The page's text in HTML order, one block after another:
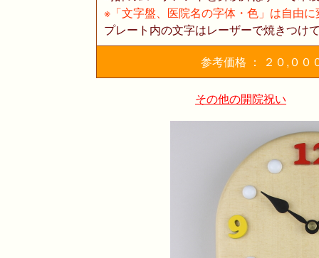
※「文字盤、医院名の字体・色」は自由
プレート内の文字はレーザーで焼きつけ
参考価格 ： ２０,０
その他の開院祝い